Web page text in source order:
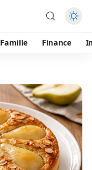
Famille Finance